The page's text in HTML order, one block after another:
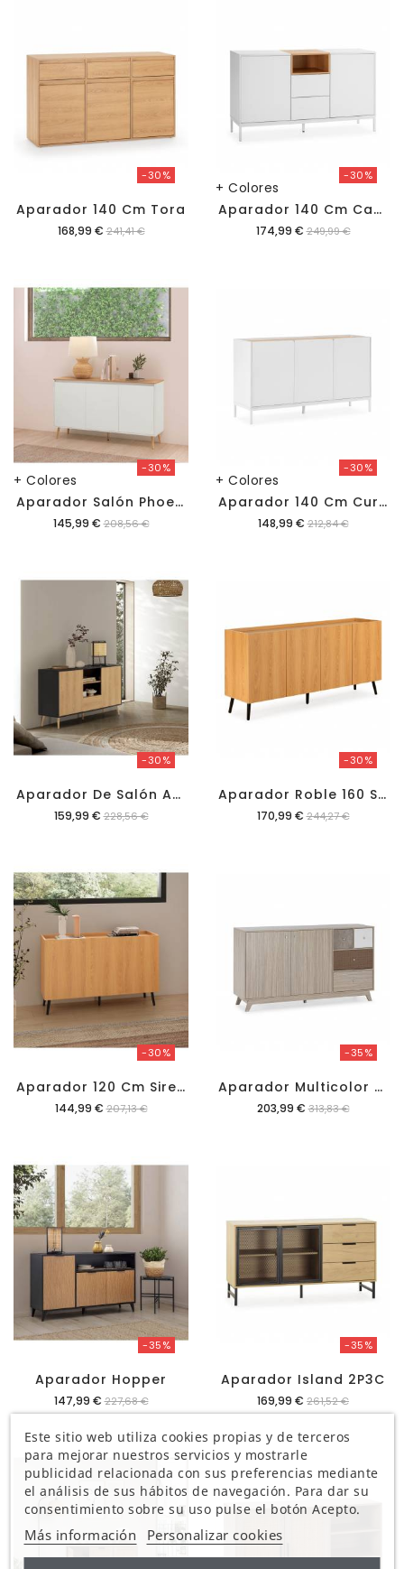
-30%
Aparador 140 Cm Tora
Precio
168,99 € 241,41 €
+ Colores
-30%
A
Parador 140 Cm Candy
Precio
174,99 € 249,99 €
+ Colores
-30%
A
Parador Salón Phoebe
Precio
145,99 € 208,56 €
+ Colores
-30%
A
Parador 140 Cm Curvi
Precio
148,99 € 212,84 €
-30%
A
Parador De Salón Adonis
Precio
159,99 € 228,56 €
-30%
A
Parador Roble 160 Sirena
Precio
170,99 € 244,27 €
-30%
A
Parador 120 Cm Sirena
Precio
144,99 € 207,13 €
-35%
A
Parador Multicolor Maka
Precio
203,99 € 313,83 €
-35%
Aparador Hopper
Precio
147,99 € 227,68 €
-35%
Aparador Island 2P3C
Precio
169,99 € 261,52 €
Este sitio web utiliza cookies propias y de terceros
para mejorar nuestros servicios y mostrarle
publicidad relacionada con sus preferencias mediante
el análisis de sus hábitos de navegación. Para dar su
consentimiento sobre su uso pulse el botón Acepto.
Más información Personalizar cookies